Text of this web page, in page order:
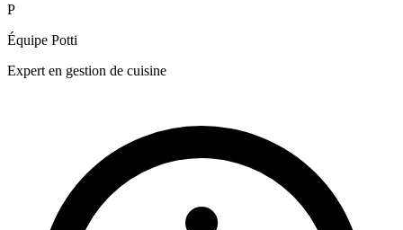
P
Équipe Potti
Expert en gestion de cuisine